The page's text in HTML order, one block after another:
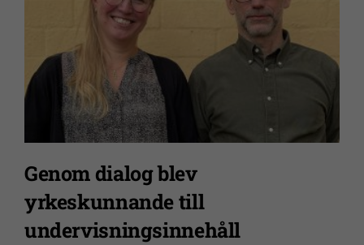
Genom dialog blev
yrkeskunnande till
undervisningsinnehåll